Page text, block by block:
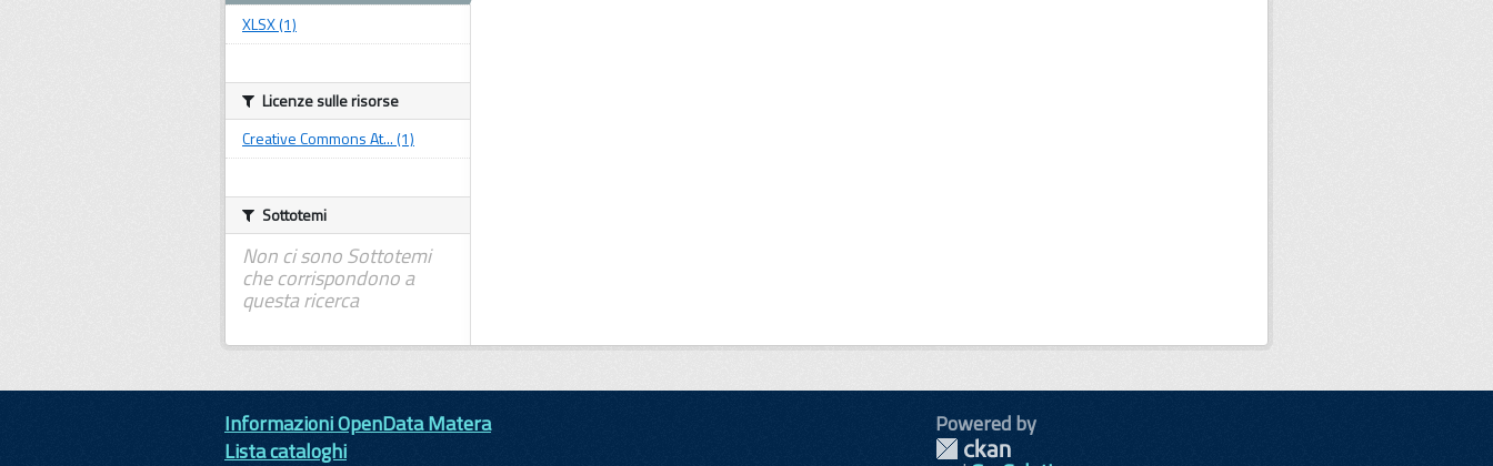
XLSX (1)
Licenze sulle risorse
Creative Commons At... (1)
Sottotemi
Non ci sono Sottotemi
che corrispondono a
questa ricerca
Informazioni OpenData Matera
Lista cataloghi
Powered by